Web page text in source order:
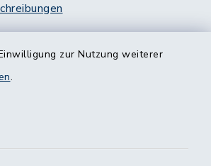
zur Nutzung weiterer
.